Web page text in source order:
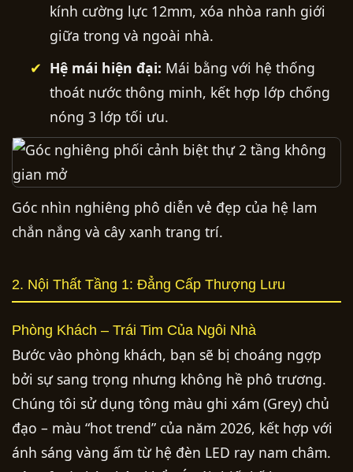
kính cường lực 12mm, xóa nhòa ranh giới
giữa trong và ngoài nhà.
Hệ mái hiện đại: Mái bằng với hệ thống
thoát nước thông minh, kết hợp lớp chống
nóng 3 lớp tối ưu.
Góc nhìn nghiêng phô diễn vẻ đẹp của hệ lam
chắn nắng và cây xanh trang trí.
2. Nội Thất Tầng 1: Đẳng Cấp Thượng Lưu
Phòng Khách – Trái Tim Của Ngôi Nhà
Bước vào phòng khách, bạn sẽ bị choáng ngợp
bởi sự sang trọng nhưng không hề phô trương.
Chúng tôi sử dụng tông màu ghi xám (Grey) chủ
đạo – màu “hot trend” của năm 2026, kết hợp với
ánh sáng vàng ấm từ hệ đèn LED ray nam châm.